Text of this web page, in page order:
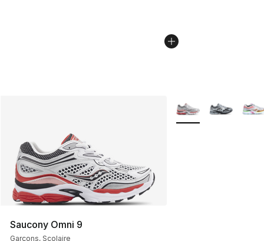
Saucony Omni 9
Garçons, Scolaire
Plus de couleurs